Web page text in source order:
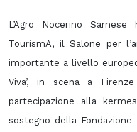
L’Agro Nocerino
TourismA, il Salone per
importante a livello
Viva’, in scena a
partecipazione alla
sostegno della Fondazione